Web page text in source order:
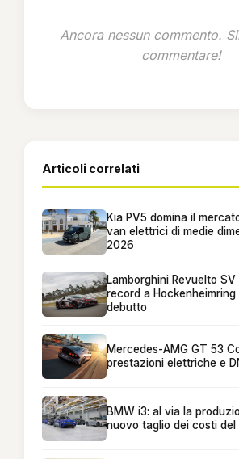
Ancora nessun commento.
commentare!
Articoli correlati
Kia PV5 domina il
van elettrici di medie
2026
Lamborghini Revuelto
record a Hockenheimring
debutto
Mercedes-AMG GT 53
prestazioni elettriche e
BMW i3: al via la
nuovo taglio dei costi del